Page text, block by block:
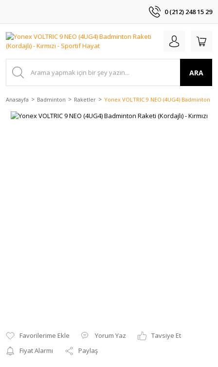
0 (212) 248 15 29
ARA
Anasayfa Badminton Raketler Yonex VOLTRIC 9 NEO (4UG4) Badminton
Yorum Yaz
Tavsiye Et
Fiyat Alarmı
Paylaş